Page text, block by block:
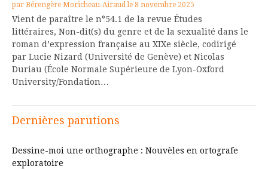
par Bérengère Moricheau-Airaud le 8 novembre 2025
Vient de paraître le n°54.1 de la revue Études
littéraires, Non-dit(s) du genre et de la sexualité dans le
roman d’expression française au XIXe siècle, codirigé
par Lucie Nizard (Université de Genève) et Nicolas
Duriau (École Normale Supérieure de Lyon-Oxford
University/Fondation…
Dernières parutions
Dessine-moi une orthographe : Nouvèles en ortografe
exploratoire